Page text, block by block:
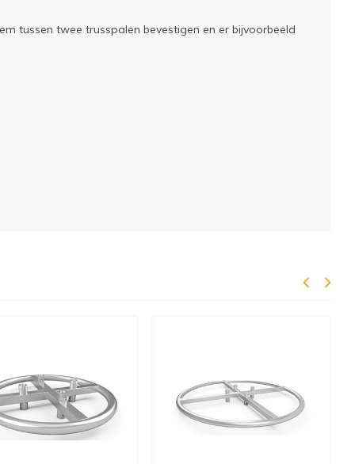
tussen twee trusspalen bevestigen en er bijvoorbeeld